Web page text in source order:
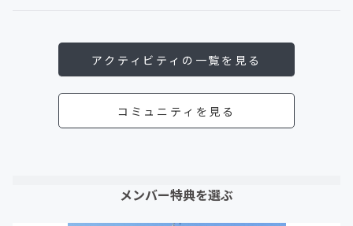
アクティビティの一覧を見る
コミュニティを見る
メンバー特典を選ぶ